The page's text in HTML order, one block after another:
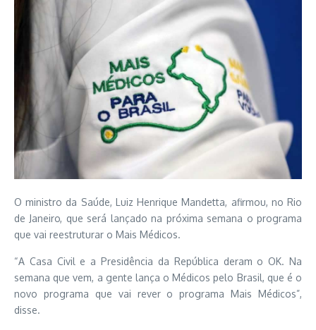
O ministro da Saúde, Luiz Henrique Mandetta, afirmou, no Rio
de Janeiro, que será lançado na próxima semana o programa
que vai reestruturar o Mais Médicos.
“A Casa Civil e a Presidência da República deram o OK. Na
semana que vem, a gente lança o Médicos pelo Brasil, que é o
novo programa que vai rever o programa Mais Médicos”,
disse.